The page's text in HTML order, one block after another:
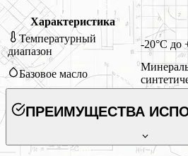
Характеристика
Температурный
диапазон
-20°C до
Базовое масло
ПРЕИМУЩЕСТВА